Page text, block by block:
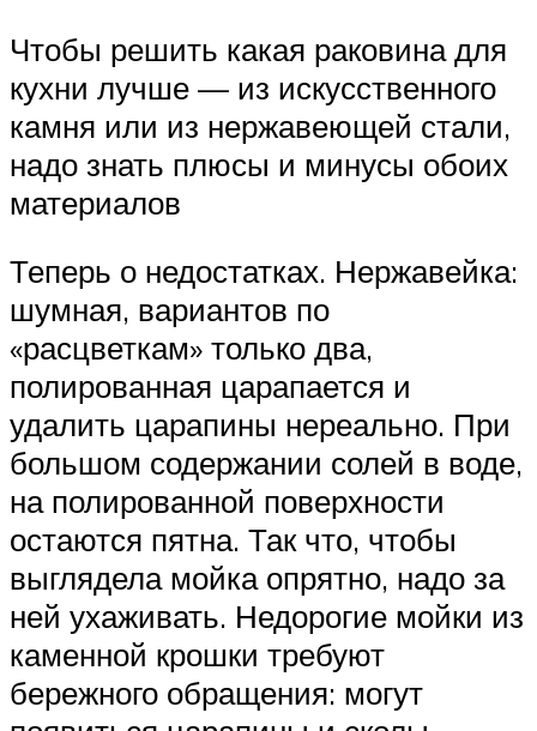
Чтобы решить какая раковина для
кухни лучше — из искусственного
камня или из нержавеющей стали,
надо знать плюсы и минусы обоих
материалов
Теперь о недостатках. Нержавейка:
шумная, вариантов по
«расцветкам» только два,
полированная царапается и
удалить царапины нереально. При
большом содержании солей в воде,
на полированной поверхности
остаются пятна. Так что, чтобы
выглядела мойка опрятно, надо за
ней ухаживать. Недорогие мойки из
каменной крошки требуют
бережного обращения: могут